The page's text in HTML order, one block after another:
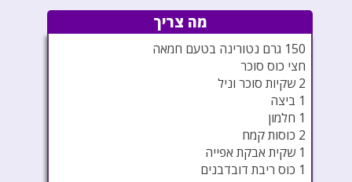
מה צריך
150 גרם נטורינה בטעם חמאה
חצי כוס סוכר
2 שקיות סוכר וניל
1 ביצה
1 חלמון
2 כוסות קמח
1 שקית אבקת אפייה
1 כוס ריבת דובדבנים